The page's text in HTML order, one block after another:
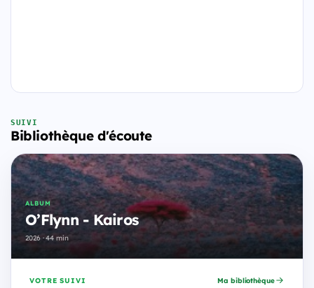
SUIVI
Bibliothèque d'écoute
ALBUM
O’Flynn - Kairos
2026 · 44 min
VOTRE SUIVI Ma bibliothèque